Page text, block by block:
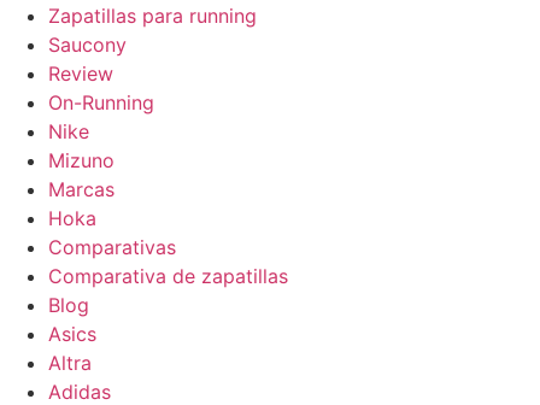
Zapatillas para running
Saucony
Review
On-Running
Nike
Mizuno
Marcas
Hoka
Comparativas
Comparativa de zapatillas
Blog
Asics
Altra
Adidas